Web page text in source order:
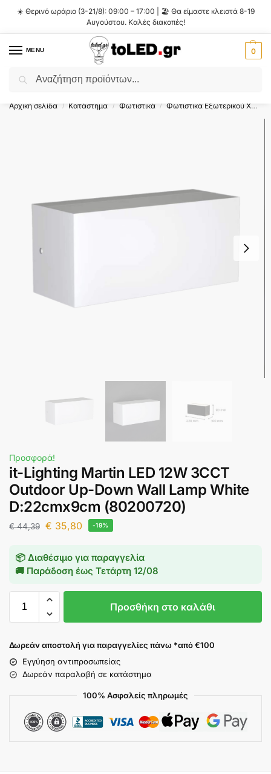
☀️ Θερινό ωράριο (3-21/8): 09:00 – 17:00 | 🏖️ Θα είμαστε κλειστά 8-19
Αυγούστου. Καλές διακοπές!
MENU 0
Flash Sale ⚡ 10% Έκπτωση με τον κωδικό
Αρχική σελίδα / Κατάστημα / Φωτιστικά / Φωτιστικά Εξωτερικού Χώρου
Προσφορά!
it-Lighting Martin LED 12W 3CCT
Outdoor Up-Down Wall Lamp White
D:22cmx9cm (80200720)
€44,39 € 35,80 -19%
📦 Διαθέσιμο για παραγγελία
🚚 Παράδοση έως Τετάρτη 12/08
Προσθήκη στο καλάθι
Δωρεάν αποστολή για παραγγελίες πάνω *από €100
Εγγύηση αντιπροσωπείας
Δωρεάν παραλαβή σε κατάστημα
100% Ασφαλείς πληρωμές